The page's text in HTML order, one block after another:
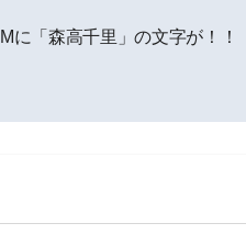
に「森高千里」の文字が！！